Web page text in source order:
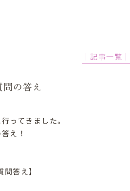
│記事一覧│
の答え
ってきました。
え！
答え】